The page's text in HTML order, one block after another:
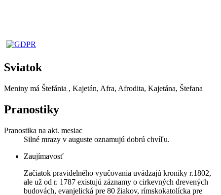
Sviatok
Meniny má Štefánia , Kajetán, Afra, Afrodita, Kajetána, Štefana
Pranostiky
Pranostika na akt. mesiac
Silné mrazy v auguste oznamujú dobrú chvíľu.
Zaujímavosť
Začiatok pravidelného vyučovania uvádzajú kroniky r.1802,
ale už od r. 1787 existujú záznamy o cirkevných drevených
budovách, evanjelická pre 80 žiakov, rímskokatolícka pre